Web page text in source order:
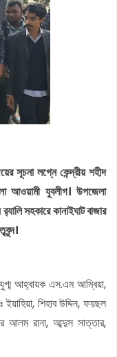
সূচনা লগ্নে কেন্দ্রীয় শহীদ
আওয়ামী যুবলীগ। উপজেলা
সহকারে কানাইঘাট বাজার
আহ্বায়ক এস.এম আম্বিয়া,
শিহাব উদ্দিন, ফয়ছল
আলম রানা, আব্দুস সাত্তার,